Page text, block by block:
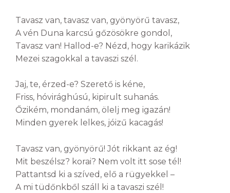
Tavasz van, tavasz van, gyönyörű tavasz,
A vén Duna karcsú gőzösökre gondol,
Tavasz van! Hallod-e? Nézd, hogy karikázik
Mezei szagokkal a tavaszi szél.
Jaj, te, érzed-e? Szerető is kéne,
Friss, hóvirághúsú, kipirult suhanás.
Őzikém, mondanám, ölelj meg igazán!
Minden gyerek lelkes, jóizű kacagás!
Tavasz van, gyönyörű! Jót rikkant az ég!
Mit beszélsz? korai? Nem volt itt sose tél!
Pattantsd ki a szíved, elő a rügyekkel –
A mi tüdőnkből száll ki a tavaszi szél!